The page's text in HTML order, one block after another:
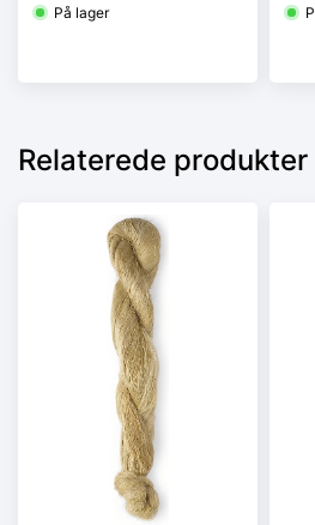
På lager
Relaterede produkter